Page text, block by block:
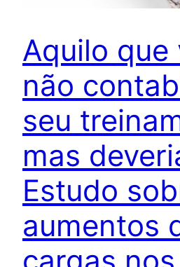
Aquilo que
não
seu
mas
Estudo
aumentos